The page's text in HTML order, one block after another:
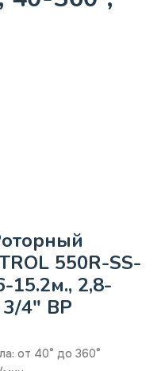
550R-SS-
15.2м., 2,8-
3/4" ВР
от 40° до 360°